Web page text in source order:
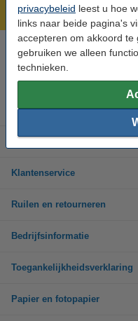
privacybeleid leest u hoe
links naar beide pagina's
accepteren om akkoord te
gebruiken we alleen
technieken.
Laagsteprijsgarantie!
Hulp
Inkt cartridges
Toner cartridges
Klantenservice
Ruilen en retourneren
Bedrijfsinformatie
Toegankelijkheidsverklaring
Papier en fotopapier